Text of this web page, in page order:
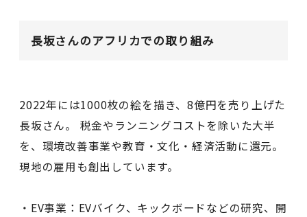
長坂さんのアフリカでの取り組み
2022年には1000枚の絵を描き、8億円を売り上げた
長坂さん。 税金やランニングコストを除いた大半
を、環境改善事業や教育・文化・経済活動に還元。
現地の雇用も創出しています。
・EV事業：EVバイク、キックボードなどの研究、開